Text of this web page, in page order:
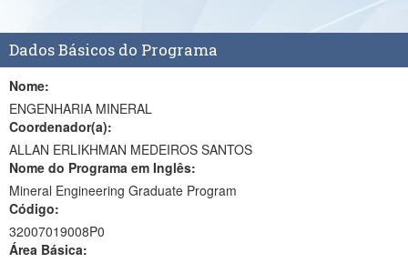
Ministério da Economia
Ministério da Infraestrutura
Ministério da Educação
Ministério da Cidadania
Ministério da Saúde
Dados Básicos do Programa
Nome:
ENGENHARIA MINERAL
Coordenador(a):
ALLAN ERLIKHMAN MEDEIROS SANTOS
Nome do Programa em Inglês:
Mineral Engineering Graduate Program
Código:
32007019008P0
Área Básica: